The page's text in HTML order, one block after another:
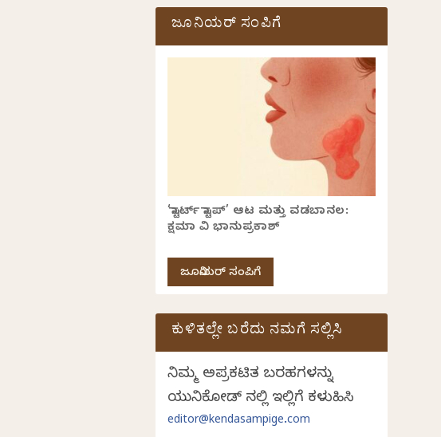
ಜೂನಿಯರ್ ಸಂಪಿಗೆ
‘ಸ್ಟಾರ್ಟ್ ಸ್ಟಾಪ್’ ಆಟ ಮತ್ತು ವಡಬಾನಲ:
ಕ್ಷಮಾ ವಿ ಭಾನುಪ್ರಕಾಶ್
ಜೂನಿಯರ್ ಸಂಪಿಗೆ
ಕುಳಿತಲ್ಲೇ ಬರೆದು ನಮಗೆ ಸಲ್ಲಿಸಿ
ನಿಮ್ಮ ಅಪ್ರಕಟಿತ ಬರಹಗಳನ್ನು
ಯುನಿಕೋಡ್ ನಲ್ಲಿ ಇಲ್ಲಿಗೆ ಕಳುಹಿಸಿ
editor@kendasampige.com